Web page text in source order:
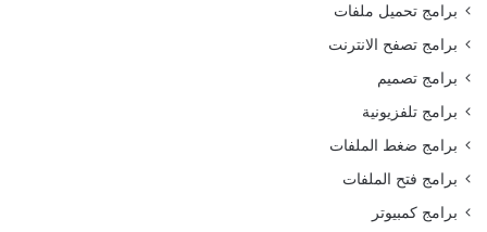
برامج تحميل ملفات
برامج تصفح الانترنت
برامج تصميم
برامج تلفزيونية
برامج ضغط الملفات
برامج فتح الملفات
برامج كمبيوتر